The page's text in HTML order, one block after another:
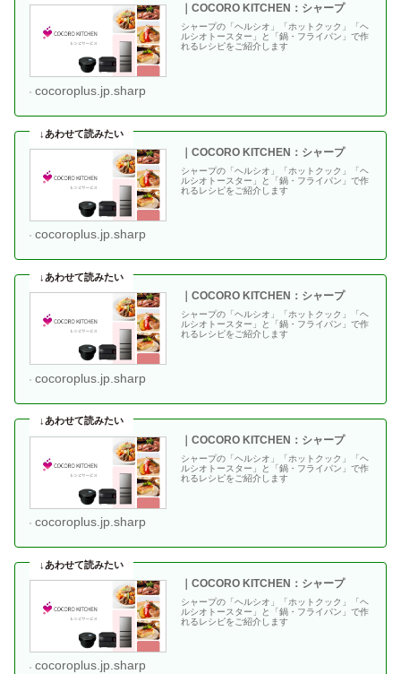
｜COCORO KITCHEN：シャープ
シャープの「ヘルシオ」「ホットクック」「ヘ
ルシオトースター」と「鍋・フライパン」で作
れるレシピをご紹介します
cocoroplus.jp.sharp
｜COCORO KITCHEN：シャープ
シャープの「ヘルシオ」「ホットクック」「ヘ
ルシオトースター」と「鍋・フライパン」で作
れるレシピをご紹介します
cocoroplus.jp.sharp
｜COCORO KITCHEN：シャープ
シャープの「ヘルシオ」「ホットクック」「ヘ
ルシオトースター」と「鍋・フライパン」で作
れるレシピをご紹介します
cocoroplus.jp.sharp
｜COCORO KITCHEN：シャープ
シャープの「ヘルシオ」「ホットクック」「ヘ
ルシオトースター」と「鍋・フライパン」で作
れるレシピをご紹介します
cocoroplus.jp.sharp
｜COCORO KITCHEN：シャープ
シャープの「ヘルシオ」「ホットクック」「ヘ
ルシオトースター」と「鍋・フライパン」で作
れるレシピをご紹介します
cocoroplus.jp.sharp